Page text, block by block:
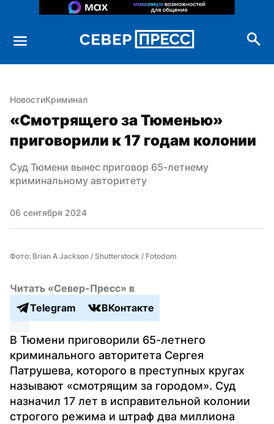
НовостиКриминал
«Смотрящего за Тюменью»
приговорили к 17 годам колонии
Суд Тюмени вынес приговор 65-летнему
криминальному авторитету
06 сентября 2024
Фото: Brian A Jackson / Shutterstock / Fotodom
Читать «Север-Пресс» в
Telegram
ВКонтакте
В Тюмени приговорили 65-летнего
криминального авторитета Сергея
Патрушева, которого в преступных кругах
называют «смотрящим за городом». Суд
назначил 17 лет в исправительной колонии
строгого режима и штраф два миллиона